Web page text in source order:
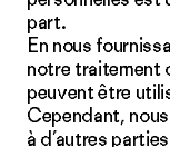
part.
En nous
notre traitement
peuvent être
Cependant,
à d’autres